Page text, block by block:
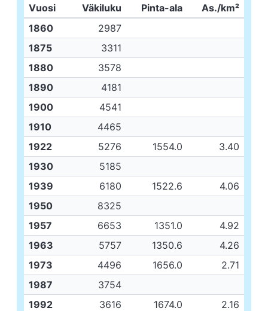
Vuosi Väkiluku Pinta-ala
As./km²
1860
2987
1875
3311
1880
3578
1890
4181
1900
4541
1910
4465
1922
5276 1554.0
3.40
1930
5185
1939
6180 1522.6
4.06
1950
8325
1957
6653 1351.0
4.92
1963
5757 1350.6
4.26
1973
4496 1656.0
2.71
1987
3754
1992
3616 1674.0
2.16